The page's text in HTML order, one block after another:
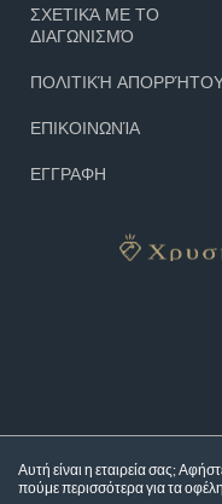
Αυτή είναι η εταιρεία σας;
πούμε περισσότερα για τα
ΣΧΕΤΙΚΆ ΜΕ ΤΟ
ΔΙΑΓΩΝΙΣΜΌ
ΠΟΛΙΤΙΚΉ
ΕΠΙΚΟΙΝΩΝΊΑ
ΕΓΓΡΑΦΗ